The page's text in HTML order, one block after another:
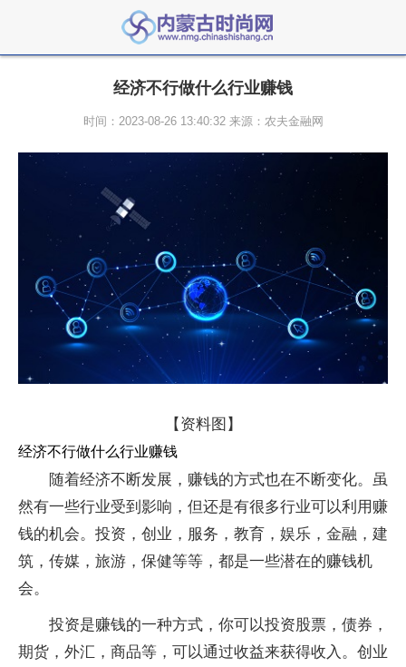
经济不行做什么行业赚钱
时间：2023-08-26 13:40:32 来源：农夫金融网
【资料图】
经济不行做什么行业赚钱
随着经济不断发展，赚钱的方式也在不断变化。虽
然有一些行业受到影响，但还是有很多行业可以利用赚
钱的机会。投资，创业，服务，教育，娱乐，金融，建
筑，传媒，旅游，保健等等，都是一些潜在的赚钱机
会。
投资是赚钱的一种方式，你可以投资股票，债券，
期货，外汇，商品等，可以通过收益来获得收入。创业